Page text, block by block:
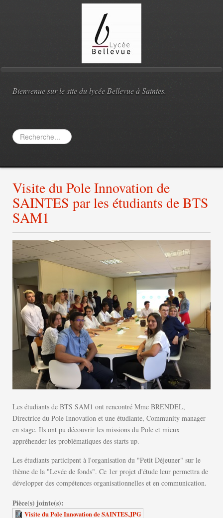
Bienvenue sur le site du lycée Bellevue à Saintes.
Rechercher
Visite du Pole Innovation de
SAINTES par les étudiants de BTS
SAM1
Les étudiants de BTS SAM1 ont rencontré Mme BRENDEL,
Directrice du Pole Innovation et une étudiante, Community manager
en stage. Ils ont pu découvrir les missions du Pole et mieux
appréhender les problématiques des starts up.
Les étudiants participent à l'organisation du "Petit Déjeuner" sur le
thème de la "Levée de fonds". Ce 1er projet d'étude leur permettra de
développer des compétences organisationnelles et en communication.
Pièce(s) jointe(s):
Visite du Pole Innovation de SAINTES.JPG